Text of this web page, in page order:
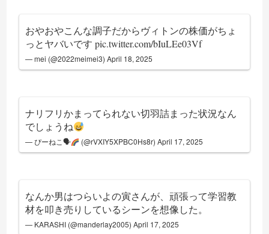
おやおやこんな調子だからヴィトンの株価がちょ
っとヤバいですpic.twitter.com/bIuLEe03Vf
— mei (@2022meimei3)April 18, 2025
ナリフリかまってられない切羽詰まった状況なん
でしょうね
— ぴーねこ🗣 (@rVXIY5XPBC0Hs8r) April 17, 2025
なんか男はつらいよの寅さんが、頑張って学習教
材を叩き売りしているシーンを想像した。
— KARASHI (@manderlay2005)April 17, 2025